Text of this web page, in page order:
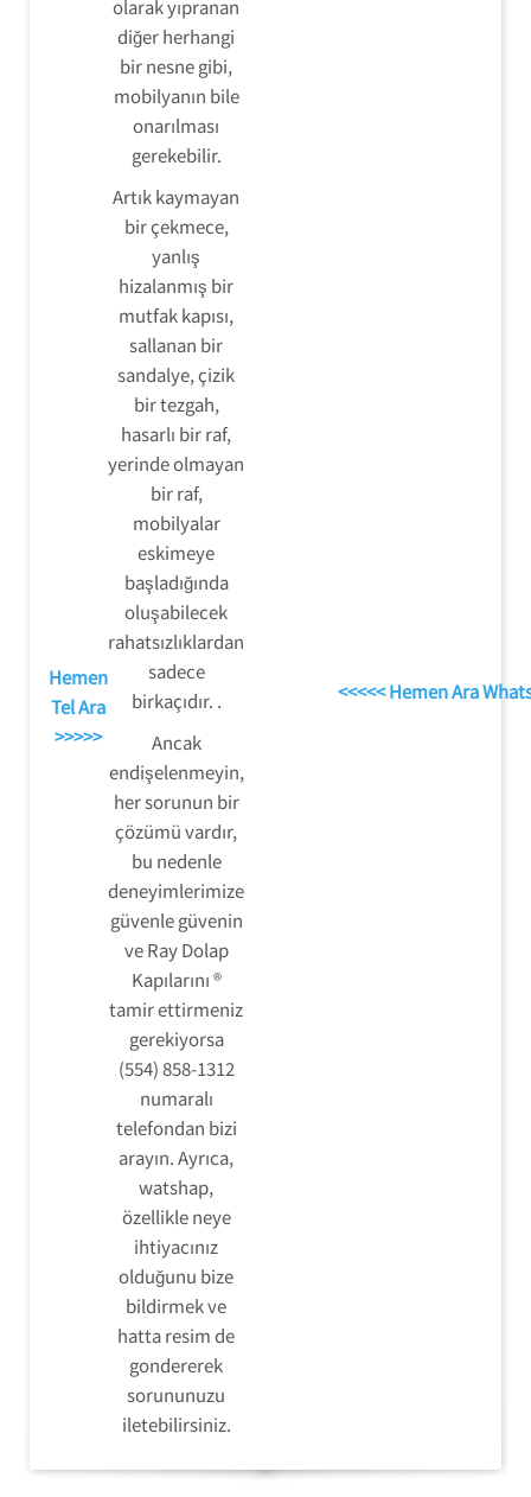
Hemen
Tel Ara
>>>>>
olarak yıpranan
diğer herhangi
bir nesne gibi,
mobilyanın bile
onarılması
gerekebilir.
Artık kaymayan
bir çekmece,
yanlış
hizalanmış bir
mutfak kapısı,
sallanan bir
sandalye, çizik
bir tezgah,
hasarlı bir raf,
yerinde olmayan
bir raf,
mobilyalar
eskimeye
başladığında
oluşabilecek
rahatsızlıklardan
sadece
birkaçıdır. .
Ancak
endişelenmeyin,
her sorunun bir
çözümü vardır,
bu nedenle
deneyimlerimize
güvenle güvenin
ve Ray Dolap
Kapılarını ®
tamir ettirmeniz
gerekiyorsa
(554) 858-1312
numaralı
telefondan bizi
arayın. Ayrıca,
watshap,
özellikle neye
ihtiyacınız
olduğunu bize
bildirmek ve
hatta resim de
gondererek
sorununuzu
iletebilirsiniz.
<<<<< Hemen Ara